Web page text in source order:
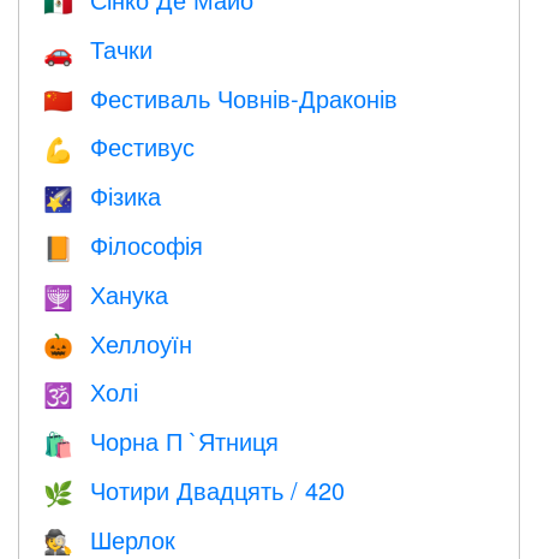
🚗 Тачки
🇨🇳 Фестиваль Човнів-Драконів
💪 Фестивус
🌠 Фізика
📙 Філософія
🕎 Ханука
🎃 Хеллоуїн
🕉 Холі
🛍 Чорна П `Ятниця
🌿 Чотири Двадцять / 420
🕵️ Шерлок